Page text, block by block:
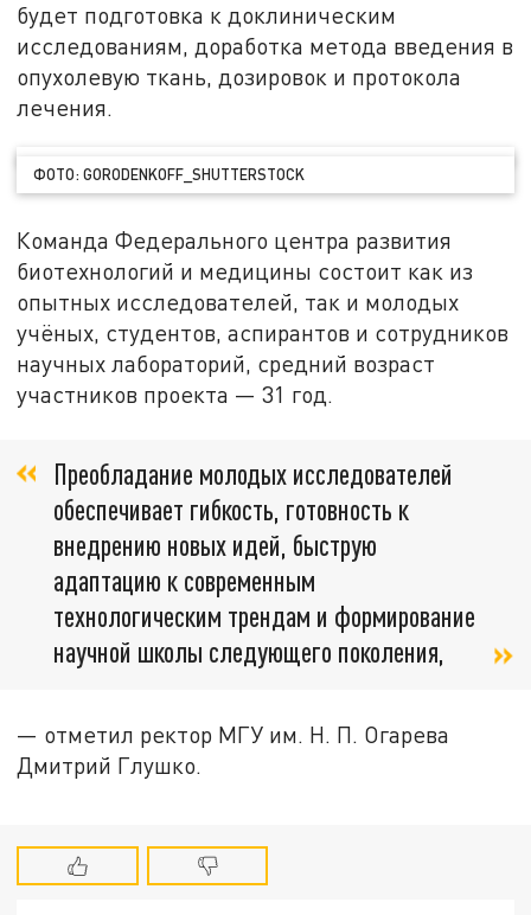
будет подготовка к доклиническим
исследованиям, доработка метода введения в
опухолевую ткань, дозировок и протокола
лечения.
ФОТО: GORODENKOFF_SHUTTERSTOCK
Команда Федерального центра развития
биотехнологий и медицины состоит как из
опытных исследователей, так и молодых
учёных, студентов, аспирантов и сотрудников
научных лабораторий, средний возраст
участников проекта — 31 год.
Преобладание молодых исследователей
обеспечивает гибкость, готовность к
внедрению новых идей, быструю
адаптацию к современным
технологическим трендам и формирование
научной школы следующего поколения,
— отметил ректор МГУ им. Н. П. Огарева
Дмитрий Глушко.